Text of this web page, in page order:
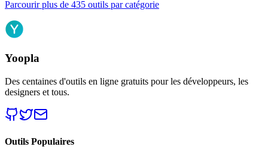
Parcourir plus de 435 outils par catégorie
Yoopla
Des centaines d'outils en ligne gratuits pour les développeurs, les
designers et tous.
Outils Populaires